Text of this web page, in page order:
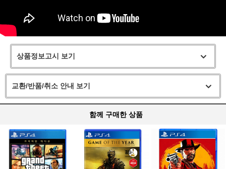
상품정보고시 보기
교환/반품/취소 안내 보기
함께 구매한 상품